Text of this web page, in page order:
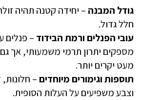
גודל המבנה – יחידה קטנה תהיה
חלל גדול.
עובי הפנלים ורמת הבידוד – פנלים
מספקים יתרון תרמי משמעותי, אך גם
מעט יקרים יותר.
תוספות וגימורים מיוחדים–
וצבע משפיעים על העלות הסופית.